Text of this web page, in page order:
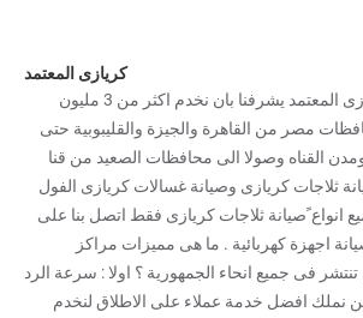
كريازى المعتمد
عزيز العميل نحن كريازى المعتمد يشرفنا بان نخدم اكثر من 3 مليون
مصر من القاهرة والجيزة والقليبوبية حتى
القناه وصولا الى محافظات الصعيد من قنا
ثلاجات كريازى وصيانة غسالات كريازى الفول
انواع ًصيانة ثلاجات كريازى فقط اتصل بنا على
اجهزة كهربائية . ما هى مميزات مراكز
فى جميع انحاء الجمهورية ؟ اولا : سرعة الرد
نملك افضل خدمة عملاء على الاطلاق لنخدم